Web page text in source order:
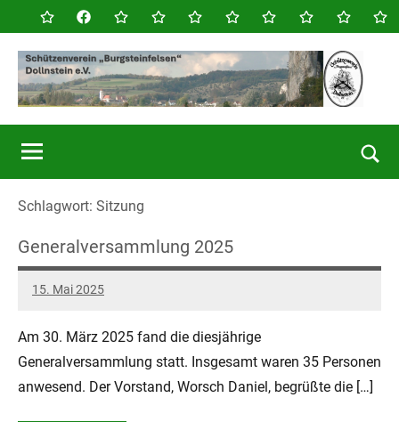
Inhalt
springen
Home FacebookTermineVerein Sport
Jubiläum
2012
TheaterLinks
SV
Dollnstein
Schlagwort: Sitzung
Generalversammlung 2025
15. Mai 2025
Daniel
Keine
Am 30. März 2025 fand die diesjährige
Generalversammlung statt. Insgesamt waren 35 Personen
anwesend. Der Vorstand, Worsch Daniel, begrüßte die […]